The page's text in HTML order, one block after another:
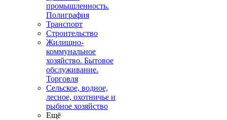
промышленность.
Полиграфия
Транспорт
Строительство
Жилищно-
коммунальное
хозяйство. Бытовое
обслуживание.
Торговля
Сельское, водное,
лесное, охотничье и
рыбное хозяйство
Ещё